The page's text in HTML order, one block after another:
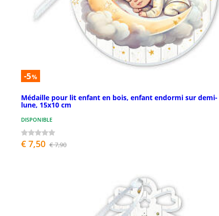
-5%
Médaille pour lit enfant en bois, enfant endormi sur demi-
lune, 15x10 cm
DISPONIBLE
€ 7,50 € 7,90